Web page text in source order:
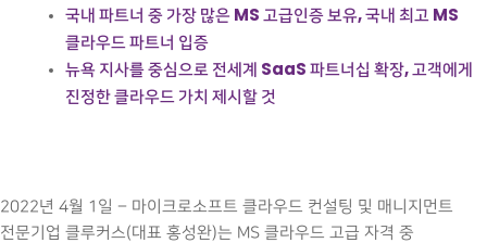
국내 파트너 중 가장 많은 MS 고급인증 보유, 국내 최고 MS
클라우드 파트너 입증
뉴욕 지사를 중심으로 전세계 SaaS 파트너십 확장, 고객에게
진정한 클라우드 가치 제시할 것
2022년 4월 1일 – 마이크로소프트 클라우드 컨설팅 및 매니지먼트
전문기업 클루커스(대표 홍성완)는 MS 클라우드 고급 자격 중